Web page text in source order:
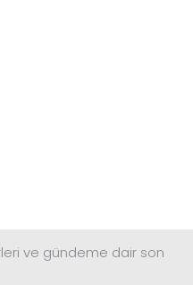
ve gündeme dair son